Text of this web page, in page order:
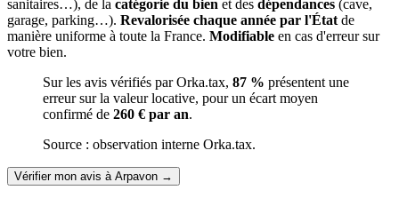
sanitaires…), de la catégorie du bien et des dépendances (cave,
garage, parking…). Revalorisée chaque année par l'État de
manière uniforme à toute la France. Modifiable en cas d'erreur sur
votre bien.
Sur les avis vérifiés par Orka.tax, 87 % présentent une
erreur sur la valeur locative, pour un écart moyen
confirmé de 260 € par an.
Source : observation interne Orka.tax.
Vérifier mon avis à Arpavon →